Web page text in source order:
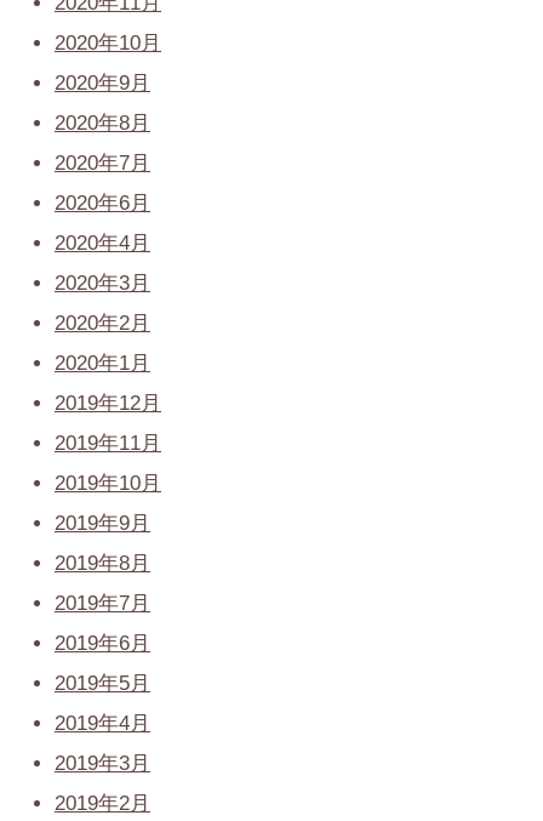
2020年10月
2020年9月
2020年8月
2020年7月
2020年6月
2020年4月
2020年3月
2020年2月
2020年1月
2019年12月
2019年11月
2019年10月
2019年9月
2019年8月
2019年7月
2019年6月
2019年5月
2019年4月
2019年3月
2019年2月